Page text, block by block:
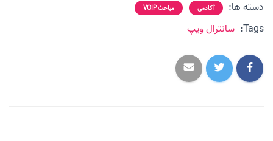
دسته ها: آکادمی مباحث VOIP
Tags: سانترال ویپ